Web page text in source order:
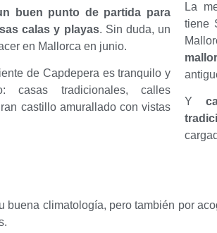
buen punto de partida para
calas y playas. Sin duda, un
en Mallorca en junio.
de Capdepera es tranquilo y
casas tradicionales, calles
castillo amurallado con vistas
La
tiene
Y
climatología, pero también por